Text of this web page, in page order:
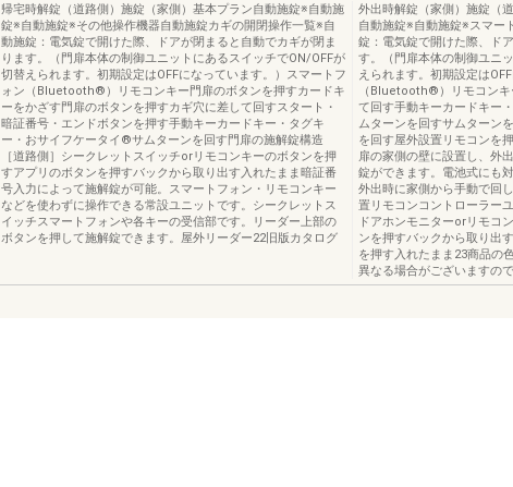
帰宅時解錠（道路側）施錠（家側）基本プラン自動施錠※自動施
錠※自動施錠※その他操作機器自動施錠カギの開閉操作一覧※自
動施錠：電気錠で開けた際、ドアが閉まると自動でカギが閉ま
ります。（門扉本体の制御ユニットにあるスイッチでON/OFFが
切替えられます。初期設定はOFFになっています。）スマートフ
ォン（Bluetooth®）リモコンキー門扉のボタンを押すカードキ
ーをかざす門扉のボタンを押すカギ穴に差して回すスタート・
暗証番号・エンドボタンを押す手動キーカードキー・タグキ
ー・おサイフケータイ®サムターンを回す門扉の施解錠構造
［道路側］シークレットスイッチorリモコンキーのボタンを押
すアプリのボタンを押すバックから取り出す入れたまま暗証番
号入力によって施解錠が可能。スマートフォン・リモコンキー
などを使わずに操作できる常設ユニットです。シークレットス
イッチスマートフォンや各キーの受信部です。リーダー上部の
ボタンを押して施解錠できます。屋外リーダー22旧版カタログ
外出時解錠（家側）施錠（
自動施錠※自動施錠※スマ
錠：電気錠で開けた際、ド
す。（門扉本体の制御ユニ
えられます。初期設定は
（Bluetooth®）リモコンキ
て回す手動キーカードキー
ムターンを回すサムターン
を回す屋外設置リモコンを
扉の家側の壁に設置し、外
錠ができます。電池式にも
外出時に家側から手動で回
置リモコンコントローラー
ドアホンモニターorリモコ
ンを押すバックから取り出
を押す入れたまま23商品の
異なる場合がございますの